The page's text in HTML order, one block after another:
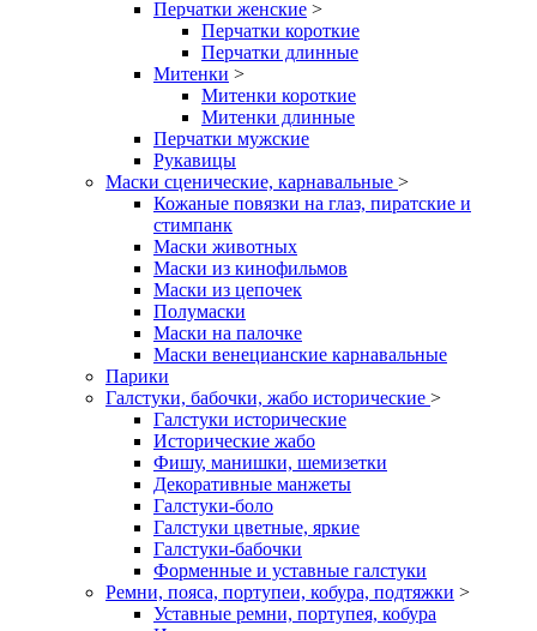
Перчатки женские >
Перчатки короткие
Перчатки длинные
Митенки >
Митенки короткие
Митенки длинные
Перчатки мужские
Рукавицы
Маски сценические, карнавальные >
Кожаные повязки на глаз, пиратские и
стимпанк
Маски животных
Маски из кинофильмов
Маски из цепочек
Полумаски
Маски на палочке
Маски венецианские карнавальные
Парики
Галстуки, бабочки, жабо исторические >
Галстуки исторические
Исторические жабо
Фишу, манишки, шемизетки
Декоративные манжеты
Галстуки-боло
Галстуки цветные, яркие
Галстуки-бабочки
Форменные и уставные галстуки
Ремни, пояса, портупеи, кобура, подтяжки >
Уставные ремни, портупея, кобура